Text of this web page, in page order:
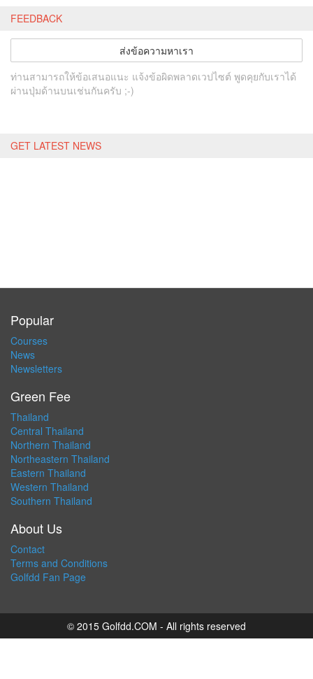
FEEDBACK
ส่งข้อความหาเรา
ท่านสามารถให้ข้อเสนอแนะ แจ้งข้อผิดพลาดเวปไซต์ พูดคุยกับเราได้
ผ่านปุ่มด้านบนเช่นกันครับ ;-)
GET LATEST NEWS
Popular
Courses
News
Newsletters
Green Fee
Thailand
Central Thailand
Northern Thailand
Northeastern Thailand
Eastern Thailand
Western Thailand
Southern Thailand
About Us
Contact
Terms and Conditions
Golfdd Fan Page
© 2015 Golfdd.COM - All rights reserved